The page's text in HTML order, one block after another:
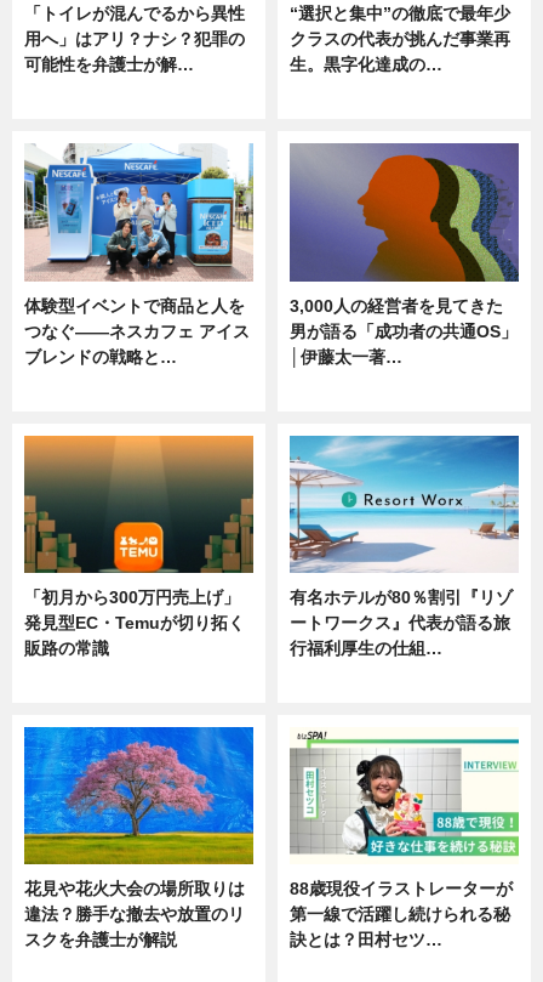
「トイレが混んでるから異性
用へ」はアリ？ナシ？犯罪の
可能性を弁護士が解…
“選択と集中”の徹底で最年少
クラスの代表が挑んだ事業再
生。黒字化達成の…
体験型イベントで商品と人を
つなぐ――ネスカフェ アイス
ブレンドの戦略と…
3,000人の経営者を見てきた
男が語る「成功者の共通OS」
│伊藤太一著…
「初月から300万円売上げ」
発見型EC・Temuが切り拓く
販路の常識
有名ホテルが80％割引『リゾ
ートワークス』代表が語る旅
行福利厚生の仕組…
花見や花火大会の場所取りは
違法？勝手な撤去や放置のリ
スクを弁護士が解説
88歳現役イラストレーターが
第一線で活躍し続けられる秘
訣とは？田村セツ…